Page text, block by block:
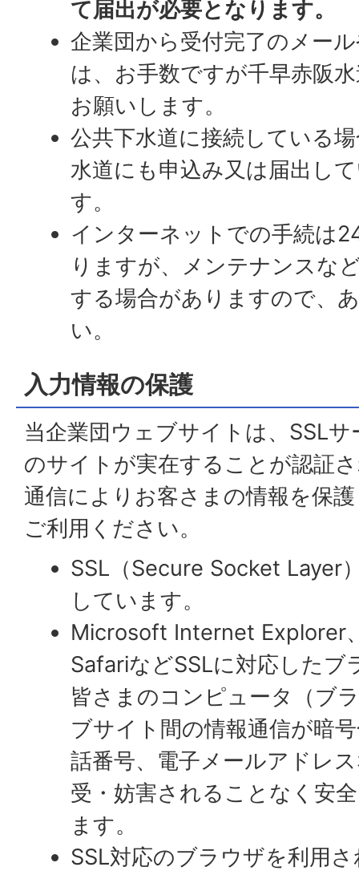
て届出が必要となります。
企業団から受付完了のメー
は、お手数ですが千早赤阪
お願いします。
公共下水道に接続している
水道にも申込み又は届出し
す。
インターネットでの手続は
りますが、メンテナンスな
する場合がありますので、
い。
入力情報の保護
当企業団ウェブサイトは、SSL
のサイトが実在することが認証
通信によりお客さまの情報を保
ご利用ください。
SSL（Secure Socket Layer
しています。
Microsoft Internet Explorer
SafariなどSSLに対応したブ
皆さまのコンピュータ（ブ
ブサイト間の情報通信が暗
話番号、電子メールアドレ
受・妨害されることなく安
ます。
SSL対応のブラウザを利用